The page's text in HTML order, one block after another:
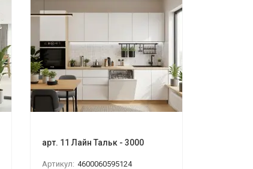
арт. 11 Лайн Тальк - 3000
Артикул: 4600060595124